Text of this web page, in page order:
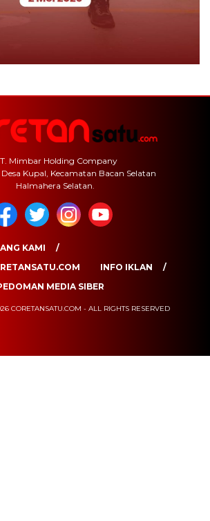
Mimbar Holding Company
Kupal, Kecamatan Bacan Selatan
Halmahera Selatan.
KAMI
INFO IKLAN
MEDIA SIBER
CORETANSATU.COM - ALL RIGHTS RESERVED